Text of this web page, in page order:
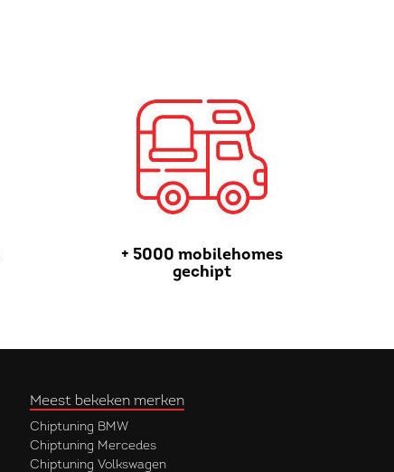
+ 5000 mobilehomes
gechipt
Meest bekeken merken
Chiptuning BMW
Chiptuning Mercedes
Chiptuning Volkswagen